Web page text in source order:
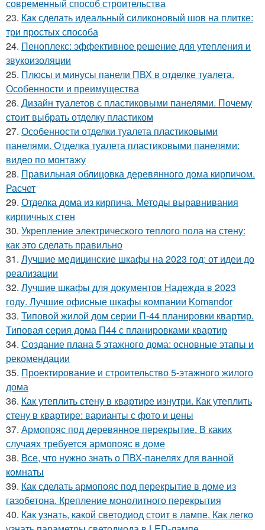
современный способ строительства
23. Как сделать идеальный силиконовый шов на плитке:
три простых способа
24. Пеноплекс: эффективное решение для утепления и
звукоизоляции
25. Плюсы и минусы панели ПВХ в отделке туалета.
Особенности и преимущества
26. Дизайн туалетов с пластиковыми панелями. Почему
стоит выбрать отделку пластиком
27. Особенности отделки туалета пластиковыми
панелями. Отделка туалета пластиковыми панелями:
видео по монтажу
28. Правильная облицовка деревянного дома кирпичом.
Расчет
29. Отделка дома из кирпича. Методы выравнивания
кирпичных стен
30. Укрепление электрического теплого пола на стену:
как это сделать правильно
31. Лучшие медицинские шкафы на 2023 год: от идеи до
реализации
32. Лучшие шкафы для документов Надежда в 2023
году. Лучшие офисные шкафы компании Komandor
33. Типовой жилой дом серии П-44 планировки квартир.
Типовая серия дома П44 с планировками квартир
34. Создание плана 5 этажного дома: основные этапы и
рекомендации
35. Проектирование и строительство 5-этажного жилого
дома
36. Как утеплить стену в квартире изнутри. Как утеплить
стену в квартире: варианты с фото и цены
37. Армопояс под деревянное перекрытие. В каких
случаях требуется армопояс в доме
38. Все, что нужно знать о ПВХ-панелях для ванной
комнаты
39. Как сделать армопояс под перекрытие в доме из
газобетона. Крепление монолитного перекрытия
40. Как узнать, какой светодиод стоит в лампе. Как легко